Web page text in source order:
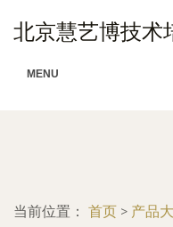
北京慧艺博技术
MENU
当前位置： 首页 > 产品